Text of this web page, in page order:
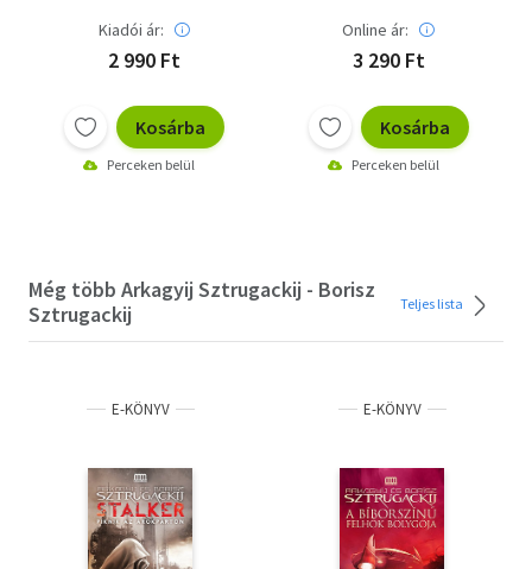
Kiadói ár:
2 990 Ft
Kosárba
Perceken belül
Online ár:
3 290 Ft
Kosárba
Perceken belül
Még több Arkagyij Sztrugackij - Borisz
Sztrugackij
Teljes lista
E-KÖNYV E-KÖNYV